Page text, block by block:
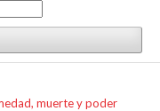
muerte y poder